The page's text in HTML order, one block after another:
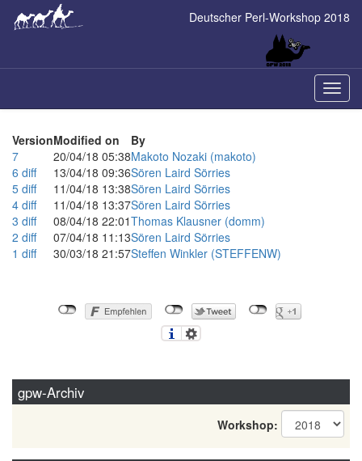
Deutscher Perl-Workshop 2018
ein-/
VersionModified on
By
7
20/04/18 05:38Makoto Nozaki (‎makoto‎)
6 diff 13/04/18 09:36Sören Laird Sörries
5 diff 11/04/18 13:38Sören Laird Sörries
4 diff 11/04/18 13:37Sören Laird Sörries
3 diff 08/04/18 22:01Thomas Klausner (‎domm‎)
2 diff 07/04/18 11:13Sören Laird Sörries
1 diff 30/03/18 21:57Steffen Winkler (‎STEFFENW‎)
gpw-Archiv
Workshop: